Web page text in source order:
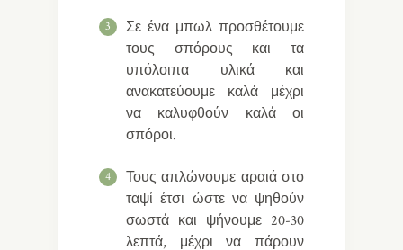
3
Σε ένα μπωλ προσθέτουμε
τους σπόρους και τα
υπόλοιπα υλικά και
ανακατεύουμε καλά μέχρι
να καλυφθούν καλά οι
σπόροι.
4
Τους απλώνουμε αραιά στο
ταψί έτσι ώστε να ψηθούν
σωστά και ψήνουμε 20-30
λεπτά, μέχρι να πάρουν